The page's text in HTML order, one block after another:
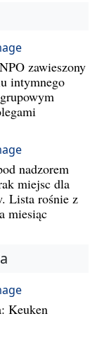
zawieszony
intymnego
nadzorem
miejsc dla
Lista rośnie z
miesiąc
Keuken